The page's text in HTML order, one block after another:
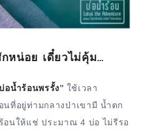
กหน่อย เดี๋ยวไม่คุ้ม…
อน้ำร้อนพรรั้ง” ใช้เวลา
ที่อยู่ท่ามกลางป่าเขามี น้ำตก
นให้แช่ ประมาณ 4 บ่อ ไม่รีรอ